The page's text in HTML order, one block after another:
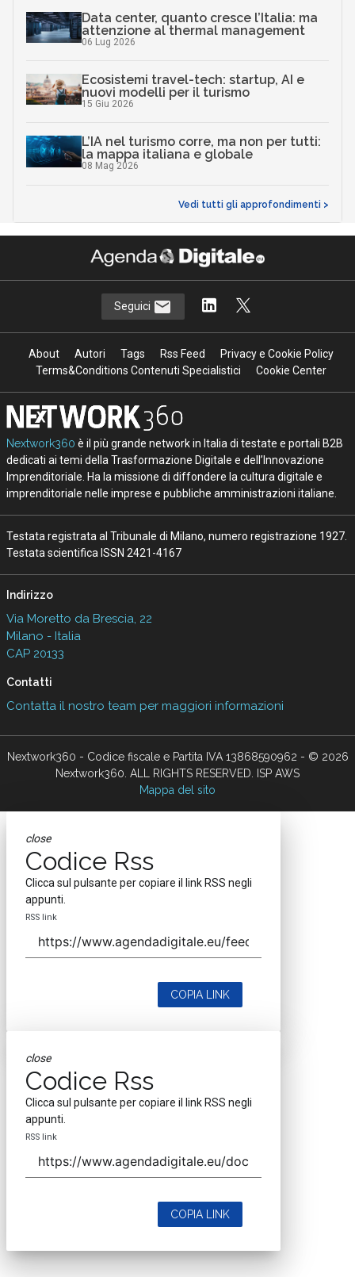
Data center, quanto cresce l’Italia: ma
attenzione al thermal management
06 Lug 2026
Ecosistemi travel-tech: startup, AI e
nuovi modelli per il turismo
15 Giu 2026
L’IA nel turismo corre, ma non per tutti:
la mappa italiana e globale
08 Mag 2026
Vedi tutti gli approfondimenti >
Seguici
About Autori Tags Rss Feed
Privacy e Cookie Policy
Terms&Conditions Contenuti Specialistici
Cookie Center
Nextwork360 è il più grande network in Italia di testate e portali B2B
dedicati ai temi della Trasformazione Digitale e dell’Innovazione
Imprenditoriale. Ha la missione di diffondere la cultura digitale e
imprenditoriale nelle imprese e pubbliche amministrazioni italiane.
Testata registrata al Tribunale di Milano, numero registrazione 1927.
Testata scientifica ISSN 2421-4167
Indirizzo
Via Moretto da Brescia, 22
Milano - Italia
CAP 20133
Contatti
Contatta il nostro team per maggiori informazioni
Nextwork360 - Codice fiscale e Partita IVA 13868590962 - © 2026
Nextwork360. ALL RIGHTS RESERVED. ISP AWS
Mappa del sito
close
Codice Rss
Clicca sul pulsante per copiare il link RSS negli
appunti.
RSS link
COPIA LINK
close
Codice Rss
Clicca sul pulsante per copiare il link RSS negli
appunti.
RSS link
COPIA LINK